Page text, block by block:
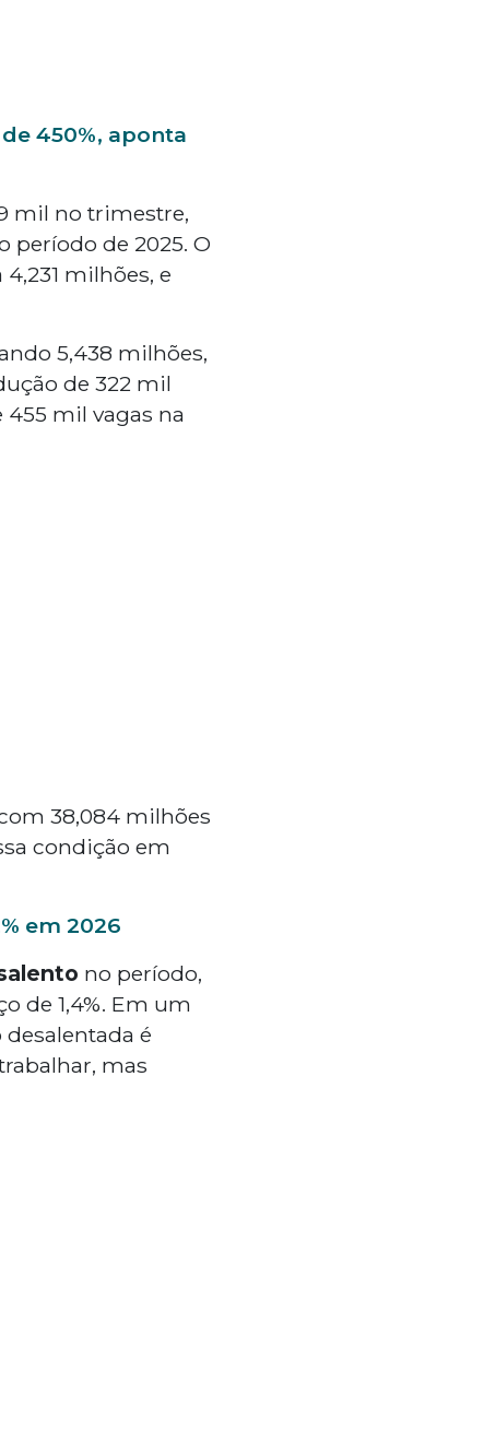
450%, aponta
mil no trimestre,
período de 2025. O
milhões, e
5,438 milhões,
de 322 mil
mil vagas na
38,084 milhões
condição em
em 2026
no período,
de 1,4%. Em um
é
mas